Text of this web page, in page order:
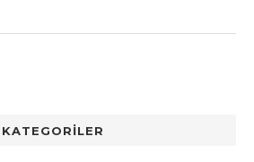
KATEGORİLER